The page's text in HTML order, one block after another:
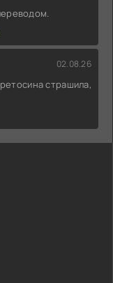
02.08.26
страшила,